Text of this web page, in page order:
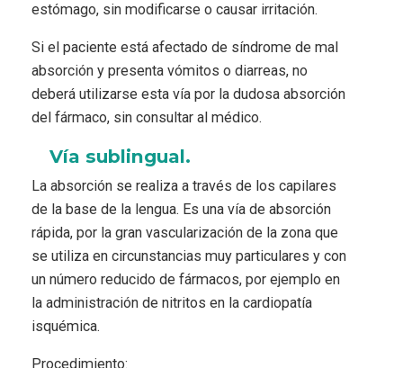
estómago, sin modificarse o causar irritación.
Si el paciente está afectado de síndrome de mal
absorción y presenta vómitos o diarreas, no
deberá utilizarse esta vía por la dudosa absorción
del fármaco, sin consultar al médico.
Vía sublingual.
La absorción se realiza a través de los capilares
de la base de la lengua. Es una vía de absorción
rápida, por la gran vascularización de la zona que
se utiliza en circunstancias muy particulares y con
un número reducido de fármacos, por ejemplo en
la administración de nitritos en la cardiopatía
isquémica.
Procedimiento: